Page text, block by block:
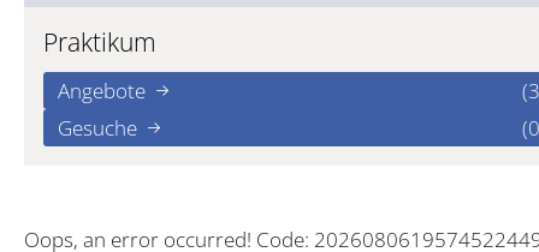
Praktikum
Angebote
Gesuche
Oops, an error occurred! Code: